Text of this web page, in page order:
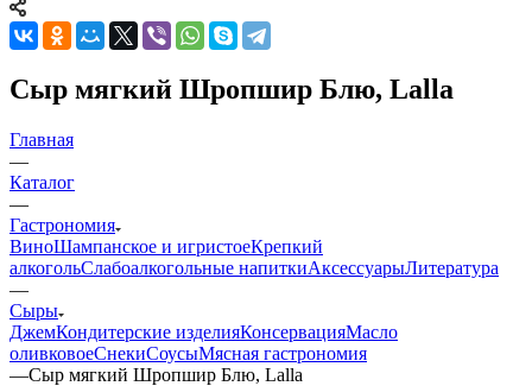
Сыр мягкий Шропшир Блю, Lalla
Главная
—
Каталог
—
Гастрономия
ВиноШампанское и игристоеКрепкий
алкогольСлабоалкогольные напиткиАксессуарыЛитература
—
Сыры
ДжемКондитерские изделияКонсервацияМасло
оливковоеСнекиСоусыМясная гастрономия
—Сыр мягкий Шропшир Блю, Lalla